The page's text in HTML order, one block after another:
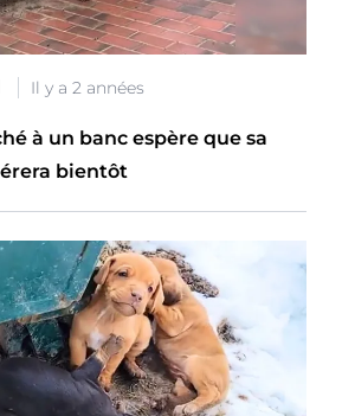
Il y a 2 années
à un banc espère que sa
bientôt